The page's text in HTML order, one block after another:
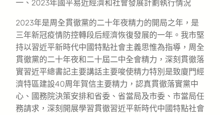
一、2023年國平易近經濟和社會發展計劃執行情況
2023年是周全貫徹黨的二十年夜精力的開局之年，是
三年新冠疫情防控轉段后經濟恢復發展的一年。我市堅
持以習近平新時代中國特點社會主義思惟為指導，周全
貫徹黨的二十年夜和二十屆二中全會精力，深刻貫徹落
實習近平總書記主要講話主要唆使精力特別是致廈門經
濟特區建設40周年賀信主要精力，認真貫徹落實黨中
心、國務院決策安排和省委、省當局及市委、市當局任
務請求，深刻開展學習貫徹習近平新時代中國特點社會